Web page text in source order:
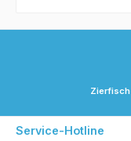
Service-Hotline